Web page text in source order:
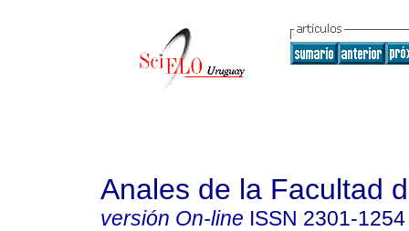
Anales de la Facultad
versión On-line ISSN 2301-1254